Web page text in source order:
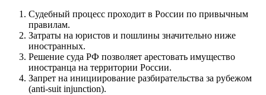
Судебный процесс проходит в России по привычным
правилам.
Затраты на юристов и пошлины значительно ниже
иностранных.
Решение суда РФ позволяет арестовать имущество
иностранца на территории России.
Запрет на инициирование разбирательства за рубежом
(anti-suit injunction).